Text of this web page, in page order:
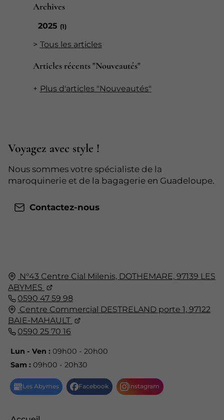
Archives
2025 (1)
Tous les articles
Articles récents "Nouveautés"
Plus d'articles "Nouveautés"
N°43 Centre Cial Milenis, DOTHEMARE, 97139 LES
ABYMES
0590 47 59 98
Centre Commercial DESTRELAND porte 1, 97122
BAIE-MAHAULT
0590 25 70 16
Lun - Ven : 09h00 - 20h00
Sam : 09h00 - 20h30
Voyagez avec style !
Nous sommes votre spécialiste de la
maroquinerie et de la bagagerie en Guadeloupe.
Contactez-nous